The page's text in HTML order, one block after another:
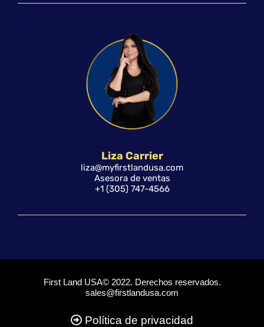
Liza Carrier
liza@myfirstlandusa.com
Asesora de ventas
+1 (305) 747-4566
First Land USA© 2022. Derechos reservados.
sales@firstlandusa.com
Política de privacidad